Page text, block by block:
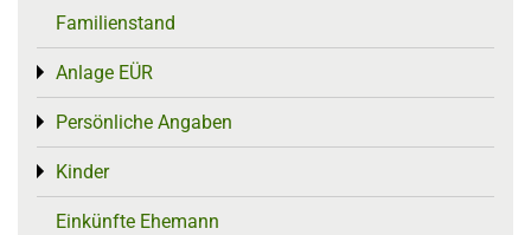
Familienstand
Anlage EÜR
Toggle menu
Persönliche Angaben
Toggle menu
Kinder
Toggle menu
Einkünfte Ehemann